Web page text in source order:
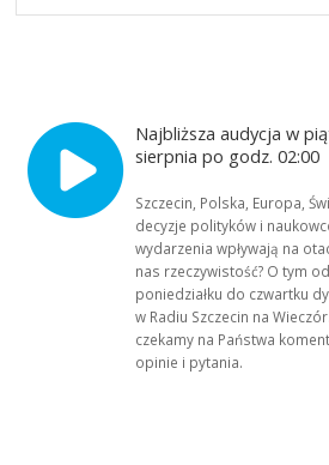
Najbliższa audycja w
sierpnia po godz. 02:00
Szczecin, Polska, Europa,
decyzje polityków i
wydarzenia wpływają na
nas rzeczywistość? O tym od
poniedziałku do czwartku
w Radiu Szczecin na
czekamy na Państwa
opinie i pytania.